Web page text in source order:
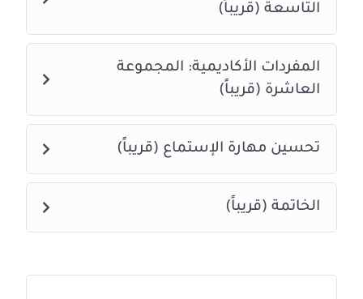
التاسعة (قريباً)
المفردات الأكاديمية: المجموعة
العاشرة (قريباً)
تحسين مهارة الإستماع (قريباً)
الخاتمة (قريباً)